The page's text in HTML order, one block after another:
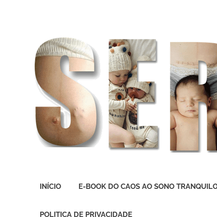
presente
INÍCIO E-BOOK DO CAOS AO SONO
POLITICA DE PRIVACIDADE